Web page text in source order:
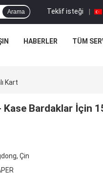
Teklif isteği |
Arama
HABERLER TÜM
Kart
Bardaklar İçin
Çin